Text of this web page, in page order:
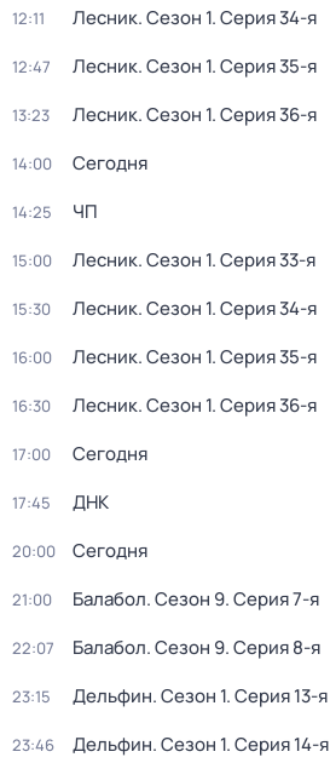
12:11 Лесник. Сезон 1. Серия 34-я
12:47 Лесник. Сезон 1. Серия 35-я
13:23 Лесник. Сезон 1. Серия 36-я
14:00 Сегодня
14:25 ЧП
15:00 Лесник. Сезон 1. Серия 33-я
15:30 Лесник. Сезон 1. Серия 34-я
16:00 Лесник. Сезон 1. Серия 35-я
16:30 Лесник. Сезон 1. Серия 36-я
17:00 Сегодня
17:45 ДНК
20:00 Сегодня
21:00 Балабол. Сезон 9. Серия 7-я
22:07 Балабол. Сезон 9. Серия 8-я
23:15 Дельфин. Сезон 1. Серия 13-я
23:46 Дельфин. Сезон 1. Серия 14-я